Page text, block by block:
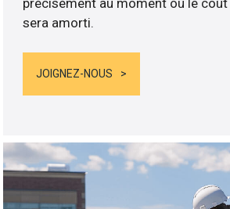
sera amorti.
JOIGNEZ-NOUS